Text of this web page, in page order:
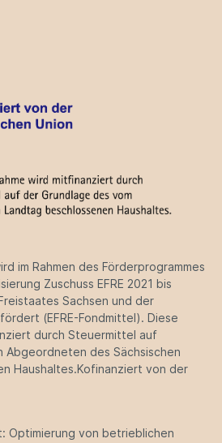
im Rahmen des Förderprogrammes
Zuschuss EFRE 2021 bis
Sachsen und der
(EFRE-Fondmittel). Diese
durch Steuermittel auf
Abgeordneten des Sächsischen
Haushaltes.Kofinanziert von der
Optimierung von betrieblichen